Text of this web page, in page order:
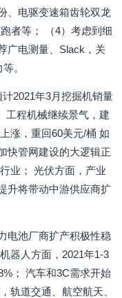
、电驱变速箱齿轮双龙
者等； （4）考虑到细
广电测量、Slack，关
。
2021年3月挖掘机销量
工程机械继续景气，建
涨，重回60美元/桶 如
快管网建设的大逻辑正
业； 光伏方面，产业
升将带动中游供应商扩
电池厂商扩产积极性稳
器人方面，2021年1-3
； 汽车和3C需求开始
轨道交通、航空航天、